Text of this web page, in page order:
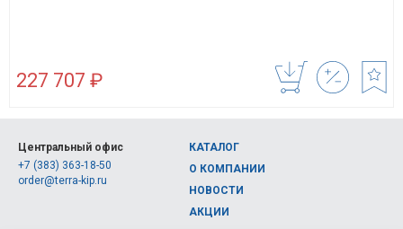
227 707 ₽
Центральный офис
+7 (383) 363-18-50
order@terra-kip.ru
КАТАЛОГ
О КОМПАНИИ
НОВОСТИ
АКЦИИ